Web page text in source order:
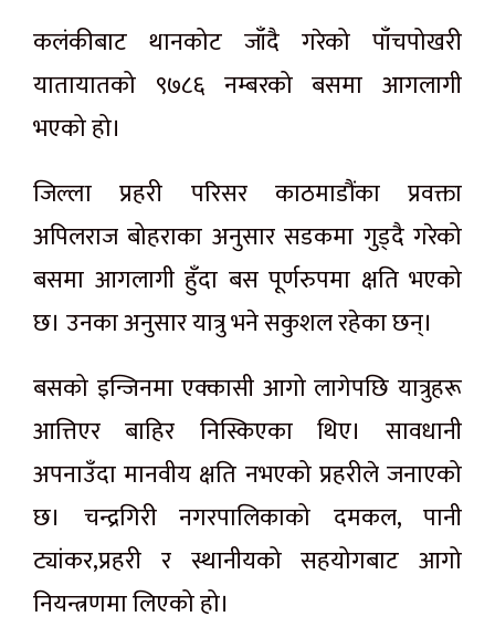
कलंकीबाट थानकोट जाँदै गरेको पाँचपोखरी
यातायातको ९७८६ नम्बरको बसमा आगलागी
भएको हो।
जिल्ला प्रहरी परिसर काठमाडौंका प्रवक्ता
अपिलराज बोहराका अनुसार सडकमा गुड्दै गरेको
बसमा आगलागी हुँदा बस पूर्णरुपमा क्षति भएको
छ। उनका अनुसार यात्रु भने सकुशल रहेका छन्।
बसको इन्जिनमा एक्कासी आगो लागेपछि यात्रुहरू
आत्तिएर बाहिर निस्किएका थिए। सावधानी
अपनाउँदा मानवीय क्षति नभएको प्रहरीले जनाएको
छ। चन्द्रगिरी नगरपालिकाको दमकल, पानी
ट्यांकर,प्रहरी र स्थानीयको सहयोगबाट आगो
नियन्त्रणमा लिएको हो।